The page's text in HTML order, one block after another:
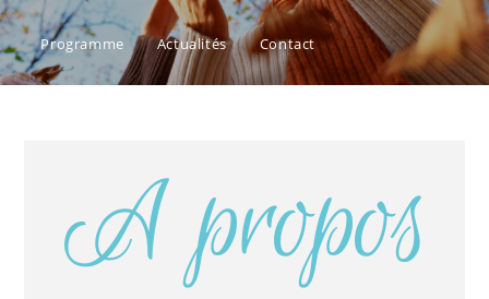
Programme Actualités Contact
A propos